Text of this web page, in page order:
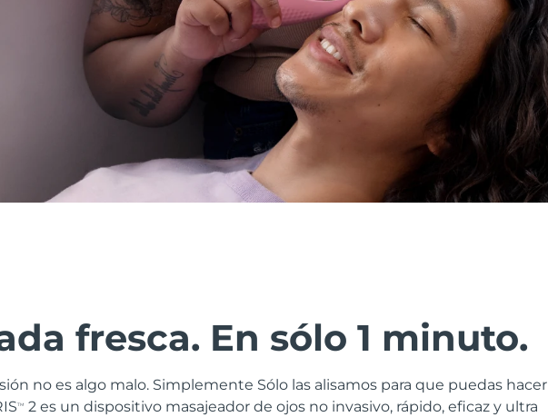
fresca. En sólo 1 minuto.
no es algo malo. Simplemente Sólo las alisamos para que puedas hacer
TM
2 es un dispositivo masajeador de ojos no invasivo, rápido, eficaz y ultra